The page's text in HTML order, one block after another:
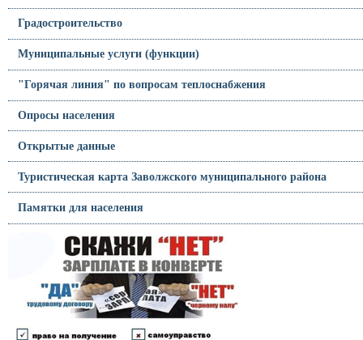
Градостроительство
Муниципальные услуги (функции)
"Горячая линия" по вопросам теплоснабжения
Опросы населения
Открытые данные
Туристическая карта Заволжского муниципального района
Памятки для населения